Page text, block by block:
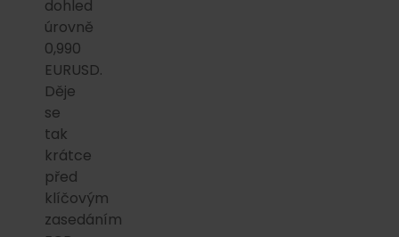
dohled
úrovně
0,990
EURUSD.
Děje
se
tak
krátce
před
klíčovým
zasedáním